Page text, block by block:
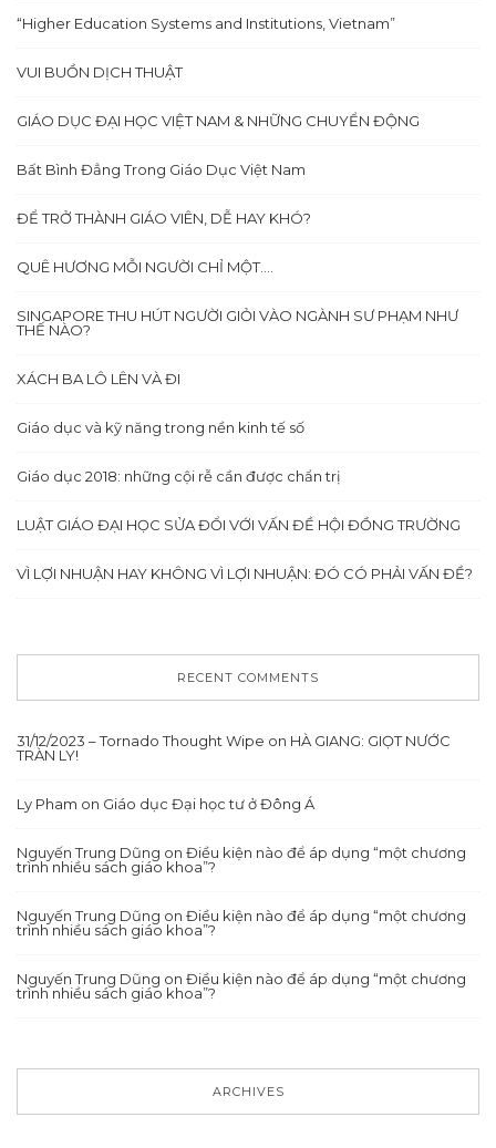
“Higher Education Systems and Institutions, Vietnam”
VUI BUỒN DỊCH THUẬT
GIÁO DỤC ĐẠI HỌC VIỆT NAM & NHỮNG CHUYỂN ĐỘNG
Bất Bình Đẳng Trong Giáo Dục Việt Nam
ĐỂ TRỞ THÀNH GIÁO VIÊN, DỄ HAY KHÓ?
QUÊ HƯƠNG MỖI NGƯỜI CHỈ MỘT….
SINGAPORE THU HÚT NGƯỜI GIỎI VÀO NGÀNH SƯ PHẠM NHƯ
THẾ NÀO?
XÁCH BA LÔ LÊN VÀ ĐI
Giáo dục và kỹ năng trong nền kinh tế số
Giáo dục 2018: những cội rễ cần được chẩn trị
LUẬT GIÁO ĐẠI HỌC SỬA ĐỔI VỚI VẤN ĐỀ HỘI ĐỒNG TRƯỜNG
VÌ LỢI NHUẬN HAY KHÔNG VÌ LỢI NHUẬN: ĐÓ CÓ PHẢI VẤN ĐỀ?
RECENT COMMENTS
31/12/2023 – Tornado Thought Wipe on HÀ GIANG: GIỌT NƯỚC
TRÀN LY!
Ly Pham on Giáo dục Đại học tư ở Đông Á
Nguyến Trung Dũng on Điều kiện nào để áp dụng “một chương
trình nhiều sách giáo khoa”?
Nguyến Trung Dũng on Điều kiện nào để áp dụng “một chương
trình nhiều sách giáo khoa”?
Nguyến Trung Dũng on Điều kiện nào để áp dụng “một chương
trình nhiều sách giáo khoa”?
ARCHIVES